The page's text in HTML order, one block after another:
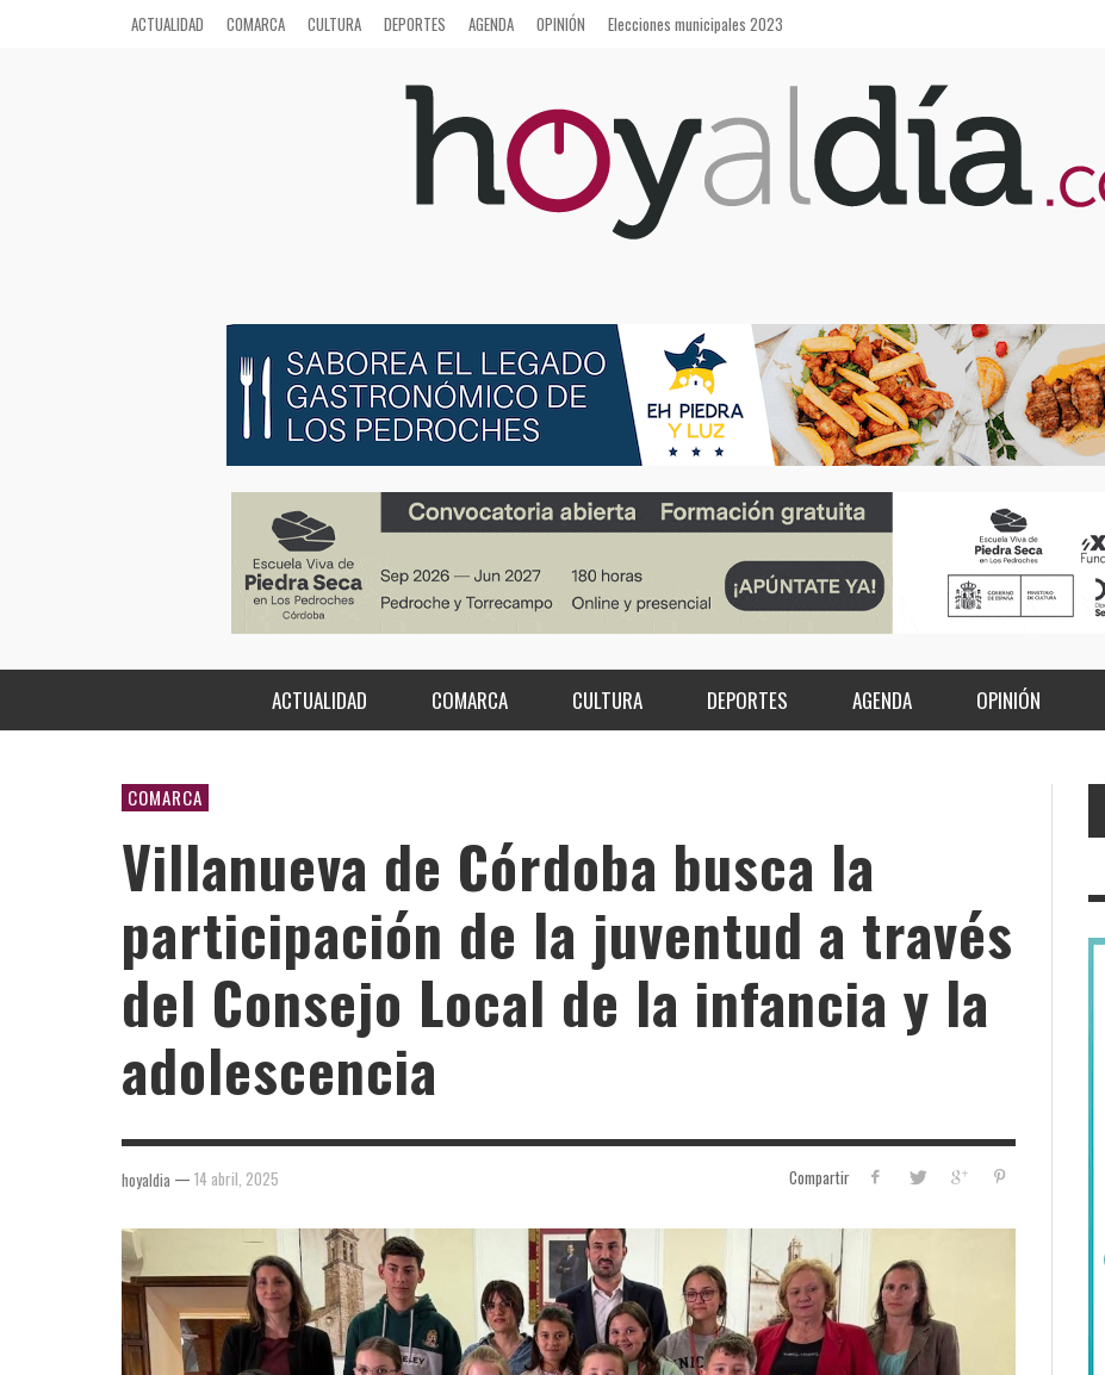
ACTUALIDAD COMARCA CULTURA DEPORTES AGENDA OPINIÓN Elecciones municipales 2023
ACTUALIDAD COMARCA CULTURA DEPORTES AGENDA OPINIÓN
COMARCA
Villanueva de Córdoba busca la
participación de la juventud a través
del Consejo Local de la infancia y la
adolescencia
Compartir
hoyaldia — 14 abril, 2025